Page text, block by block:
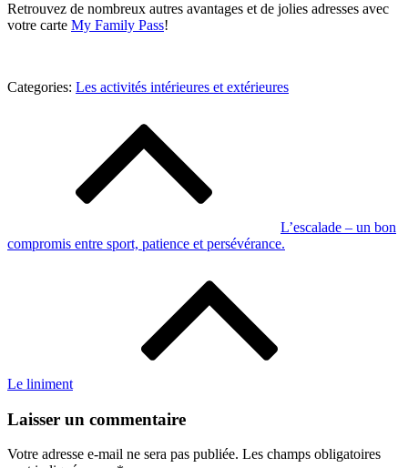
Retrouvez de nombreux autres avantages et de jolies adresses avec
votre carte My Family Pass!
Categories:
Categories: Les activités intérieures et extérieures
L’escalade – un bon
compromis entre sport, patience et persévérance.
Le liniment
Laisser un commentaire
Votre adresse e-mail ne sera pas publiée. Les champs obligatoires